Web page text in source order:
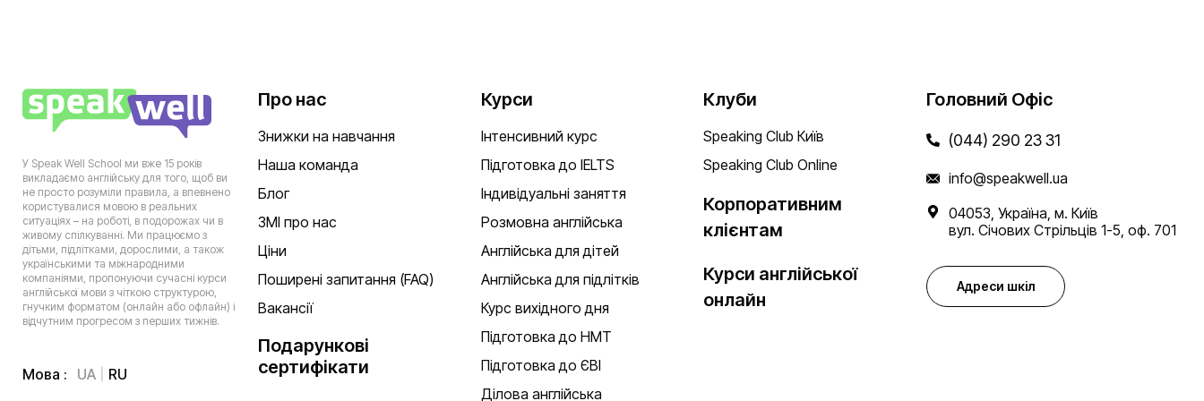
У Speak Well School ми вже 15 років
викладаємо англійську для того, щоб ви
не просто розуміли правила, а впевнено
користувалися мовою в реальних
ситуаціях – на роботі, в подорожах чи в
живому спілкуванні. Ми працюємо з
дітьми, підлітками, дорослими, а також
українськими та міжнародними
компаніями, пропонуючи сучасні курси
англійської мови з чіткою структурою,
гнучким форматом (онлайн або офлайн) і
відчутним прогресом з перших тижнів.
Мова : UA RU
Про нас
Знижки на навчання
Наша команда
Блог
ЗМІ про нас
Ціни
Поширені запитання (FAQ)
Вакансії
Подарункові
сертифікати
Курси
Інтенсивний курс
Підготовка до IELTS
Індивідуальні заняття
Розмовна англійська
Англійська для дітей
Англійська для підлітків
Курс вихідного дня
Підготовка до НМТ
Підготовка до ЄВІ
Ділова англійська
Клуби
Speaking Club Київ
Speaking Club Online
Корпоративним
клієнтам
Курси англійської
онлайн
Головний Офіс
(044) 290 23 31
info@speakwell.ua
04053, Україна, м. Київ
вул. Січових Стрільців 1-5, оф. 701
Адреси шкіл